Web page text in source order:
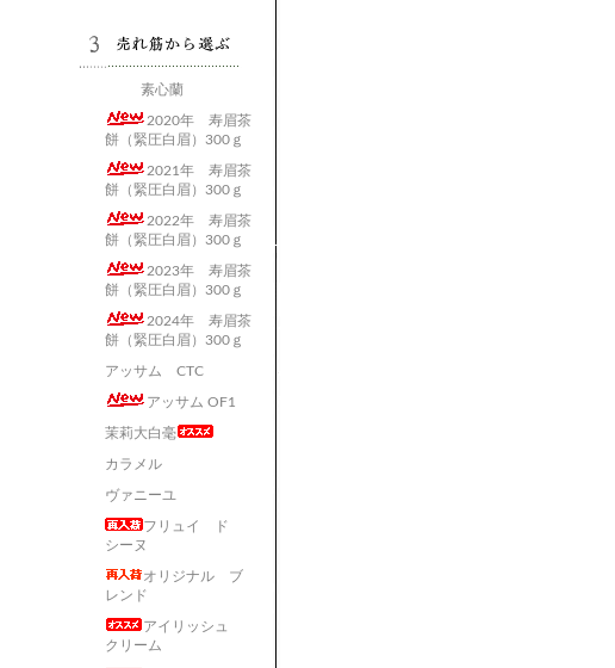
素心蘭
2020年 寿眉茶
餅（緊圧白眉）300ｇ
2021年 寿眉茶
餅（緊圧白眉）300ｇ
2022年 寿眉茶
餅（緊圧白眉）300ｇ
2023年 寿眉茶
餅（緊圧白眉）300ｇ
2024年 寿眉茶
餅（緊圧白眉）300ｇ
アッサム CTC
アッサム OF1
茉莉大白毫
カラメル
ヴァニーユ
フリュイ ド
シーヌ
オリジナル ブ
レンド
アイリッシュ
クリーム